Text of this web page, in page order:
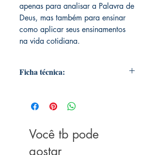
apenas para analisar a Palavra de
Deus, mas também para ensinar
como aplicar seus ensinamentos
na vida cotidiana.
Ficha técnica:
edição (14 outubro 2016)
Idioma ‏ : ‎ Português
ISBN-13 ‏ : ‎ 978-8578607869
Dimensões ‏ : ‎ 20.6 x 12.8 x 1 cm
Você tb pode
gostar